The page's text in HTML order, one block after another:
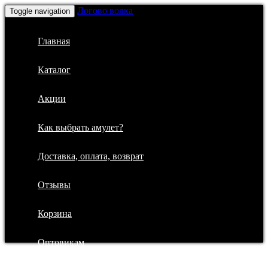
Toggle navigation Логово волка
Главная
Каталог
Акции
Как выбрать амулет?
Доставка, оплата, возврат
Отзывы
Корзина
Оптовикам